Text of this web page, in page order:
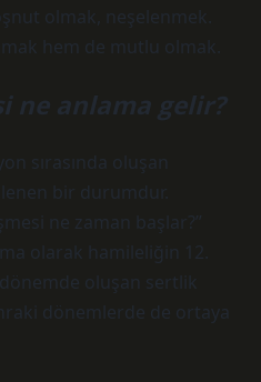
olmak, neşelenmek.
hem de mutlu olmak.
ne anlama gelir?
sırasında oluşan
bir durumdur.
ne zaman başlar?”
olarak hamileliğin 12.
oluşan sertlik
dönemlerde de ortaya